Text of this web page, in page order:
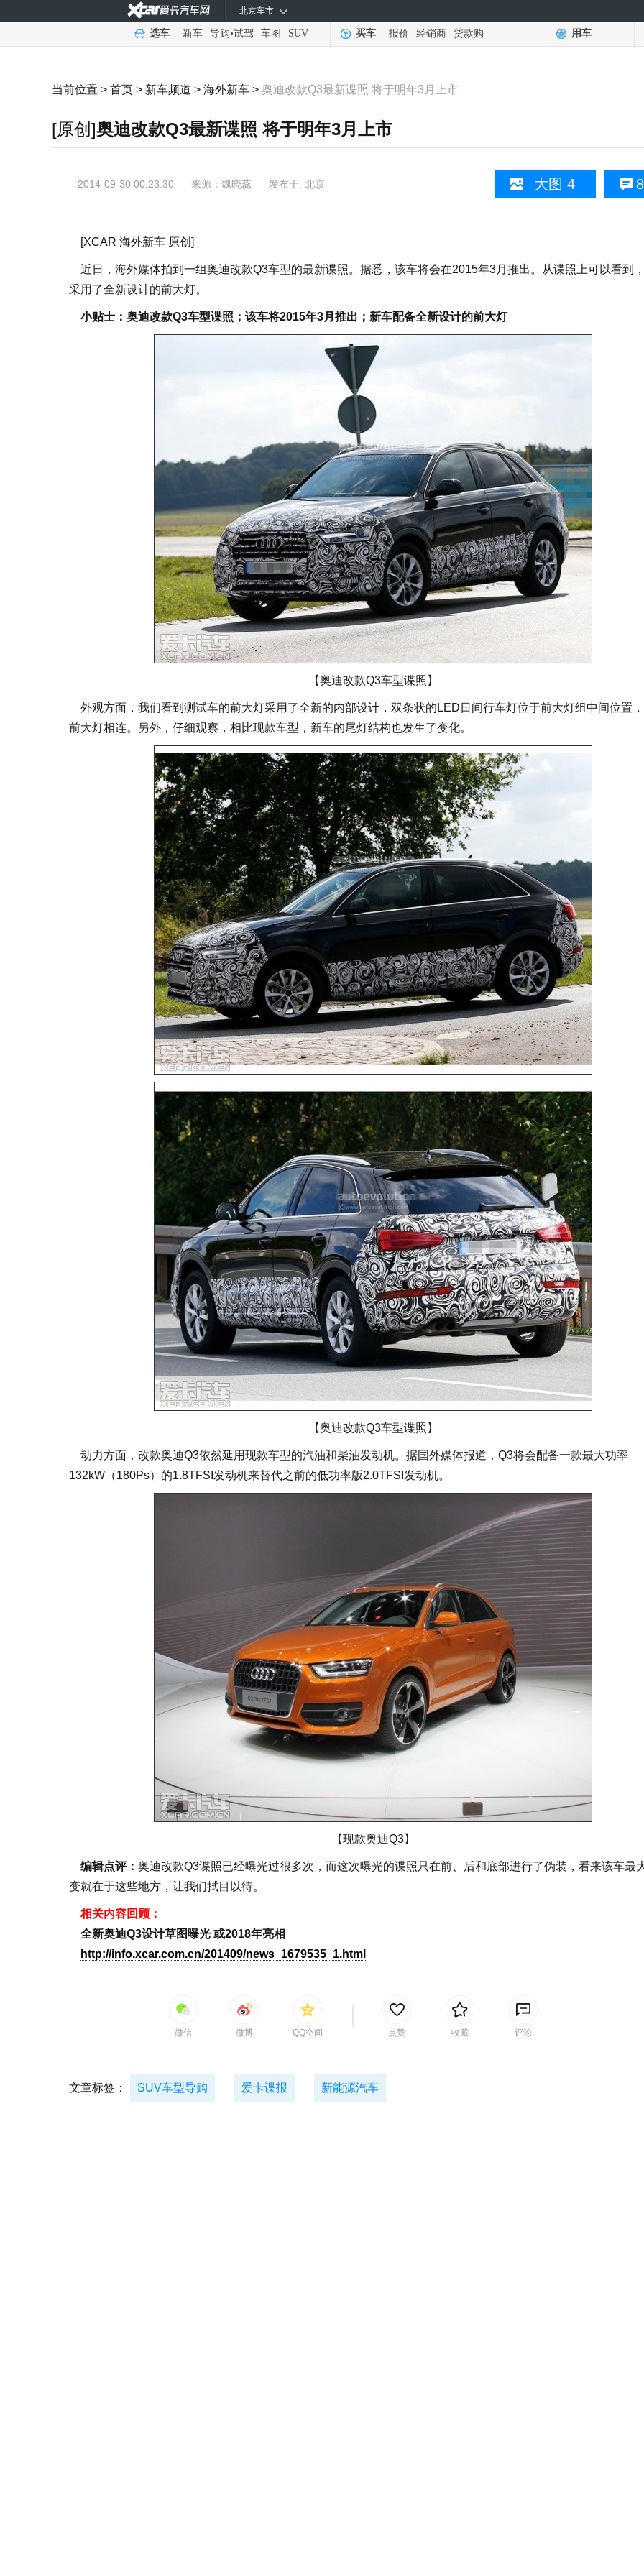
北京车市
选车 新车 导购•试驾 车图 SUV 买车 报价 经销商 贷款购 用车
当前位置 > 首页 > 新车频道 > 海外新车 > 奥迪改款Q3最新谍照 将于明年3月上市
[原创]奥迪改款Q3最新谍照 将于明年3月上市
大图 4
2014-09-30 00:23:30 来源： 魏晓蕊 发布于: 北京
[XCAR 海外新车 原创]
近日，海外媒体拍到一组奥迪改款Q3车型的最新谍照。据悉，该车将会在2015年3月推出。从谍照上可以看到
采用了全新设计的前大灯。
小贴士：奥迪改款Q3车型谍照；该车将2015年3月推出；新车配备全新设计的前大灯
【奥迪改款Q3车型谍照】
外观方面，我们看到测试车的前大灯采用了全新的内部设计，双条状的LED日间行车灯位于前大灯组中间位置
前大灯相连。另外，仔细观察，相比现款车型，新车的尾灯结构也发生了变化。
【奥迪改款Q3车型谍照】
动力方面，改款奥迪Q3依然延用现款车型的汽油和柴油发动机。据国外媒体报道，Q3将会配备一款最大功率
132kW（180Ps）的1.8TFSI发动机来替代之前的低功率版2.0TFSI发动机。
【现款奥迪Q3】
编辑点评： 奥迪改款Q3谍照已经曝光过很多次，而这次曝光的谍照只在前、后和底部进行了伪装，看来该车最
变就在于这些地方，让我们拭目以待。
相关内容回顾：
全新奥迪Q3设计草图曝光 或2018年亮相
http://info.xcar.com.cn/201409/news_1679535_1.html
微信 微博 QQ空间 点赞 收藏 评论
文章标签： SUV车型导购 爱卡谍报 新能源汽车